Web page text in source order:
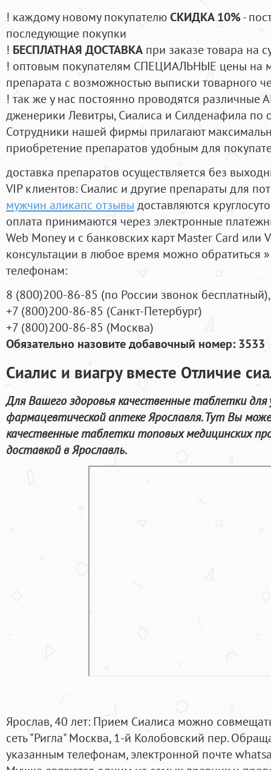
! каждому новому покупателюСКИДКА 10%-
последующие покупки
! БЕСПЛАТНАЯ ДОСТАВКА при заказе товара на
! оптовым покупателям СПЕЦИАЛЬНЫЕ цены на
препарата с возможностью выписки товарного
! так же у нас постоянно проводятся
дженерики Левитры, Сиалиса и Силденафила по
Cотрудники нашей фирмы прилагают
приобретение препаратов удобным для
доставка препаратов осуществляется без
VIP клиентов: Сиалис и другие препараты для
мужчин аликапс отзывы доставляются
оплата принимаются через электронные
Web Money и с банковских карт Master Card или
консультации в любое время можно обратиться
телефонам:
8 (800)200-86-85 (по России звонок бесплатный),
+7 (800)200-86-85 (Санкт-Петербург)
+7 (800)200-86-85 (Москва)
Обязательно назовите добавочный номер: 3533
Сиалис и виагру вместе Отличие
Для Вашего здоровья качественные таблетки для
фармацевтической аптеке Ярославля. Тут Вы
качественные таблетки топовых медицинских
доставкой в Ярославль.
Ярослав, 40 лет: Прием Сиалиса можно
сеть "Ригла" Москва, 1-й Колобовский пер.
указанным телефонам, электронной почте